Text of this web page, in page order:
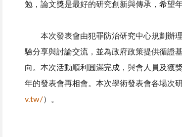
勉，論文獎是最好的研究創新與傳承，希望
本次發表會由犯罪防治研究中心規劃辦
驗分享與討論交流，並為政府政策提供循證
向。本次活動順利圓滿完成，與會人員及獲
年的發表會再相會。本次學術發表會各場次
v.tw/）。